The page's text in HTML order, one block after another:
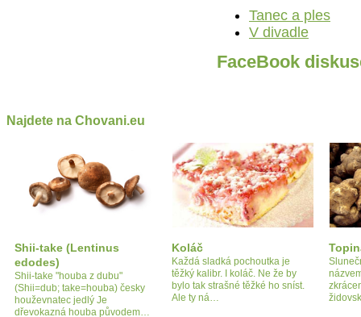
Tanec a ples
V divadle
FaceBook
Najdete na Chovani.eu
Shii-take (Lentinus
edodes)
Shii-take "houba z dubu"
(Shii=dub; take=houba) česky
houževnatec jedlý Je
dřevokazná houba původem…
Koláč
Každá sladká pochoutka je
těžký kalibr. I koláč. Ne že by
bylo tak strašné těžké ho sníst.
Ale ty ná…